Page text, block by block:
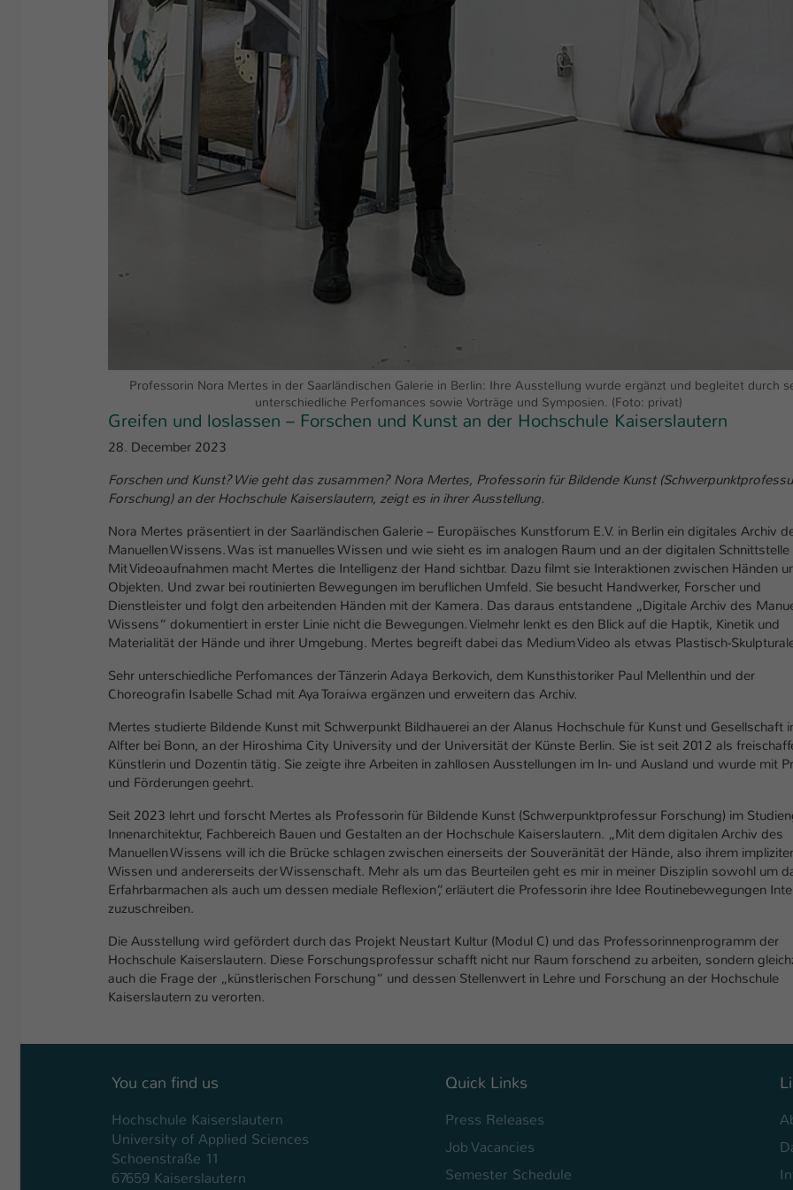
Professorin Nora Mertes in der Saarländischen Galerie in Berlin: Ihre Ausstellung wurde ergänzt und begleitet durch
unterschiedliche Perfomances sowie Vorträge und Symposien. (Foto: privat)
Greifen und loslassen – Forschen und Kunst an der Hochschule Kaiserslautern
28. December 2023
Forschen und Kunst? Wie geht das zusammen? Nora Mertes, Professorin für Bildende Kunst
Forschung) an der Hochschule Kaiserslautern, zeigt es in ihrer Ausstellung.
Nora Mertes präsentiert in der Saarländischen Galerie – Europäisches Kunstforum E.V. in Berlin ein digitales Archiv
Manuellen Wissens. Was ist manuelles Wissen und wie sieht es im analogen Raum und an der digitalen Schnittstelle
Mit Videoaufnahmen macht Mertes die Intelligenz der Hand sichtbar. Dazu filmt sie Interaktionen zwischen Händen
Objekten. Und zwar bei routinierten Bewegungen im beruflichen Umfeld. Sie besucht Handwerker, Forscher und
Dienstleister und folgt den arbeitenden Händen mit der Kamera. Das daraus entstandene „Digitale Archiv des
Wissens“ dokumentiert in erster Linie nicht die Bewegungen. Vielmehr lenkt es den Blick auf die Haptik, Kinetik und
Materialität der Hände und ihrer Umgebung. Mertes begreift dabei das Medium Video als etwas Plastisch-
Sehr unterschiedliche Perfomances der Tänzerin Adaya Berkovich, dem Kunsthistoriker Paul Mellenthin und der
Choreografin Isabelle Schad mit Aya Toraiwa ergänzen und erweitern das Archiv.
Mertes studierte Bildende Kunst mit Schwerpunkt Bildhauerei an der Alanus Hochschule für Kunst und Gesellschaft
Alfter bei Bonn, an der Hiroshima City University und der Universität der Künste Berlin. Sie ist seit 2012 als
Künstlerin und Dozentin tätig. Sie zeigte ihre Arbeiten in zahllosen Ausstellungen im In- und Ausland und wurde mit
und Förderungen geehrt.
Seit 2023 lehrt und forscht Mertes als Professorin für Bildende Kunst (Schwerpunktprofessur Forschung) im
Innenarchitektur, Fachbereich Bauen und Gestalten an der Hochschule Kaiserslautern. „Mit dem digitalen Archiv des
Manuellen Wissens will ich die Brücke schlagen zwischen einerseits der Souveränität der Hände, also ihrem
Wissen und andererseits der Wissenschaft. Mehr als um das Beurteilen geht es mir in meiner Disziplin sowohl um
Erfahrbarmachen als auch um dessen mediale Reflexion“, erläutert die Professorin ihre Idee Routinebewegungen
zuzuschreiben.
Die Ausstellung wird gefördert durch das Projekt Neustart Kultur (Modul C) und das Professorinnenprogramm der
Hochschule Kaiserslautern. Diese Forschungsprofessur schafft nicht nur Raum forschend zu arbeiten, sondern
auch die Frage der „künstlerischen Forschung“ und dessen Stellenwert in Lehre und Forschung an der Hochschule
Kaiserslautern zu verorten.
You can find us
Hochschule Kaiserslautern
University of Applied Sciences
Schoenstraße 11
67659 Kaiserslautern
Quick Links
Press Releases
Job Vacancies
Semester Schedule
Ihrer vorgenommen Einstellungen, falls der
Webseiten-Betreiber dies eingestellt hat.
fe_typo_user / PHPSESSID
Anbieter TYPO3
Zweck
Anbieter TYPO3
Laufzeit 1 Tag
Rechte besitzt diese zu verwalten.